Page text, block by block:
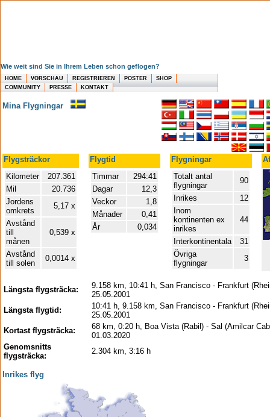
Wie weit sind Sie in Ihrem Leben schon geflogen?
HOME VORSCHAU REGISTRIEREN POSTER
SHOP
COMMUNITY
PRESSE KONTAKT
Mina Flygningar
Flygsträckor Flygtid Flygningar
Kilometer
207.361
Mil
20.736
Jordens
omkrets
5,17 x
Avstånd
till
månen
0,539 x
Avstånd
till solen
0,0014 x
Timmar
294:41
Dagar
12,3
Veckor
1,8
Månader
0,41
År
0,034
Totalt antal
flygningar
90
Inrikes
12
Inom
kontinenten ex
inrikes
44
Interkontinentala
31
Övriga
flygningar
3
Längsta flygsträcka:
9.158 km, 10:41 h, San Francisco - Frankfurt
25.05.2001
Längsta flygtid:
10:41 h, 9.158 km, San Francisco - Frankfurt
25.05.2001
Kortast flygsträcka:
68 km, 0:20 h, Boa Vista (Rabil) - Sal (Amilcar
01.03.2020
Genomsnitts
flygsträcka:
2.304 km, 3:16 h
Inrikes flyg